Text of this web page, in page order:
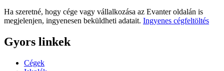
Ha szeretné, hogy cége vagy vállalkozása az Evanter oldalán is
megjelenjen, ingyenesen beküldheti adatait. Ingyenes cégfeltöltés
Gyors linkek
Cégek